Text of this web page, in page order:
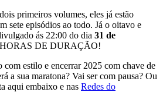
primeiros volumes, eles já estão
sete episódios ao todo. Já o oitavo e
ás 22:00 do dia 31 de
DE DURAÇÃO!
com estilo e encerrar 2025 com chave de
a sua maratona? Vai ser com pausa? Ou
aqui embaixo e nas Redes do